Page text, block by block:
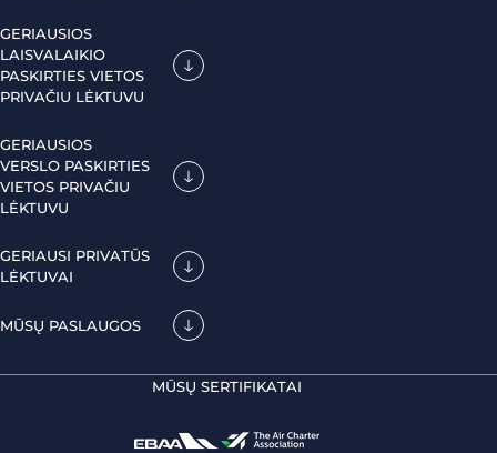
GERIAUSIOS
LAISVALAIKIO
PASKIRTIES VIETOS
PRIVAČIU LĖKTUVU
GERIAUSIOS
VERSLO PASKIRTIES
VIETOS PRIVAČIU
LĖKTUVU
GERIAUSI PRIVATŪS
LĖKTUVAI
MŪSŲ PASLAUGOS
MŪSŲ SERTIFIKATAI